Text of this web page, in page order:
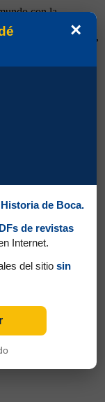
con la
Armando, en medio
nada revolucionario,
"técnicos
refuerzo para
él, era cuando se
×
de Boca.
de revistas
Internet.
del sitio sin